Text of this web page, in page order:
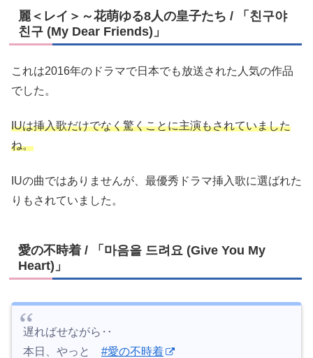
麗＜レイ＞～花萌ゆる8人の皇子たち / 「친구야
친구 (My Dear Friends)」
これは2016年のドラマで日本でも放送された人気の作品
でした。
IUは挿入歌だけでなく驚くことに主演もされていました
ね。
IUの曲ではありませんが、最優秀ドラマ挿入歌に選ばれた
りもされていました。
愛の不時着 / 「마음을 드려요 (Give You My
Heart)」
遅ればせながら‥
本日、やっと #愛の不時着